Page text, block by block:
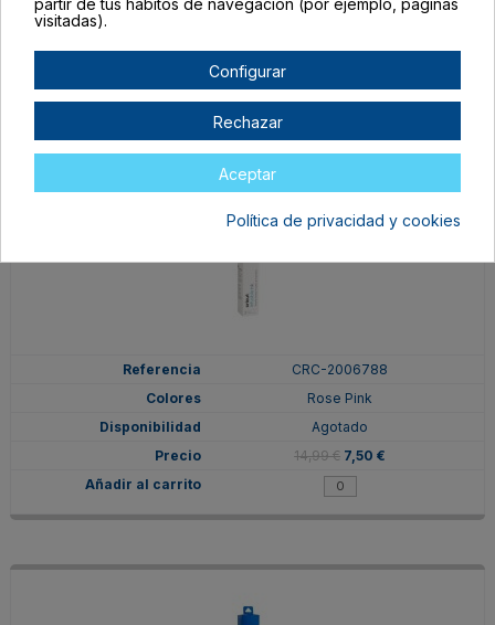
14,99 € 7,50 €
CRC-2006788
Rose Pink
Agotado
14,99 € 7,50 €
visitadas).
Configurar
Rechazar
Aceptar
Política de privacidad y cookies